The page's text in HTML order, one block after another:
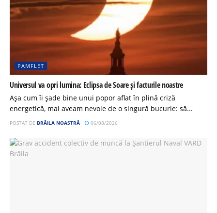
PAMFLET
Universul va opri lumina: Eclipsa de Soare și facturile noastre
Așa cum îi șade bine unui popor aflat în plină criză
energetică, mai aveam nevoie de o singură bucurie: să...
POSTAT DE BRĂILA NOASTRĂ 06/08/2026